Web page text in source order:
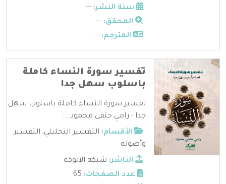
سنة النشر: ---
المحقق: ---
المترجم: ---
تفسير سورة النساء كاملة
باسلوب سهل جدا
تفسير سورة النساء كاملة باسلوب سهل
جدا - رامي حنفي محمود ...
الأقسام: التفسير التحليلي, التفسير
وأصوله
الناشر: شبكة الألوكة
عدد الصفحات: